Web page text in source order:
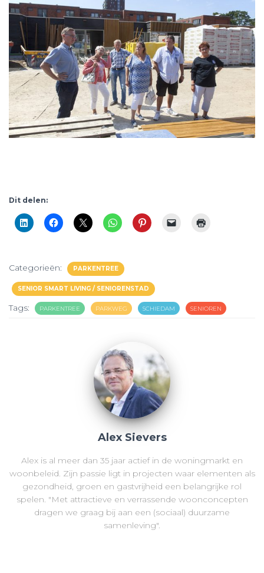
Dit delen:
Categorieën: PARKENTREE
SENIOR SMART LIVING / SENIORENSTAD
Tags: PARKENTREE PARKWEG SCHIEDAM SENIOREN
Alex Sievers
Alex is al meer dan 35 jaar actief in de woningmarkt en
woonbeleid. Zijn passie ligt in projecten waar elementen als
gezondheid, groen en gastvrijheid een belangrijke rol
spelen. "Met attractieve en verrassende woonconcepten
dragen we graag bij aan een (sociaal) duurzame
samenleving".